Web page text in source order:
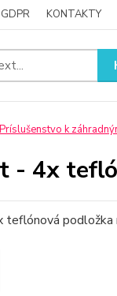
GDPR KONTAKTY
Príslušenstvo k
- 4x